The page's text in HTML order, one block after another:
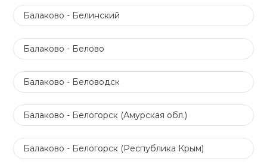
Балаково - Белинский
Балаково - Белово
Балаково - Беловодск
Балаково - Белогорск (Амурская обл.)
Балаково - Белогорск (Республика Крым)